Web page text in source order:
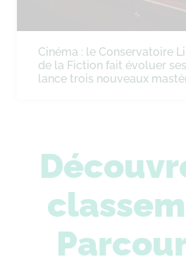
Cinéma : le Conservatoire
de la Fiction fait évoluer
lance trois nouveaux